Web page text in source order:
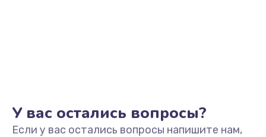
У вас остались вопросы?
Если у вас остались вопросы напишите нам,